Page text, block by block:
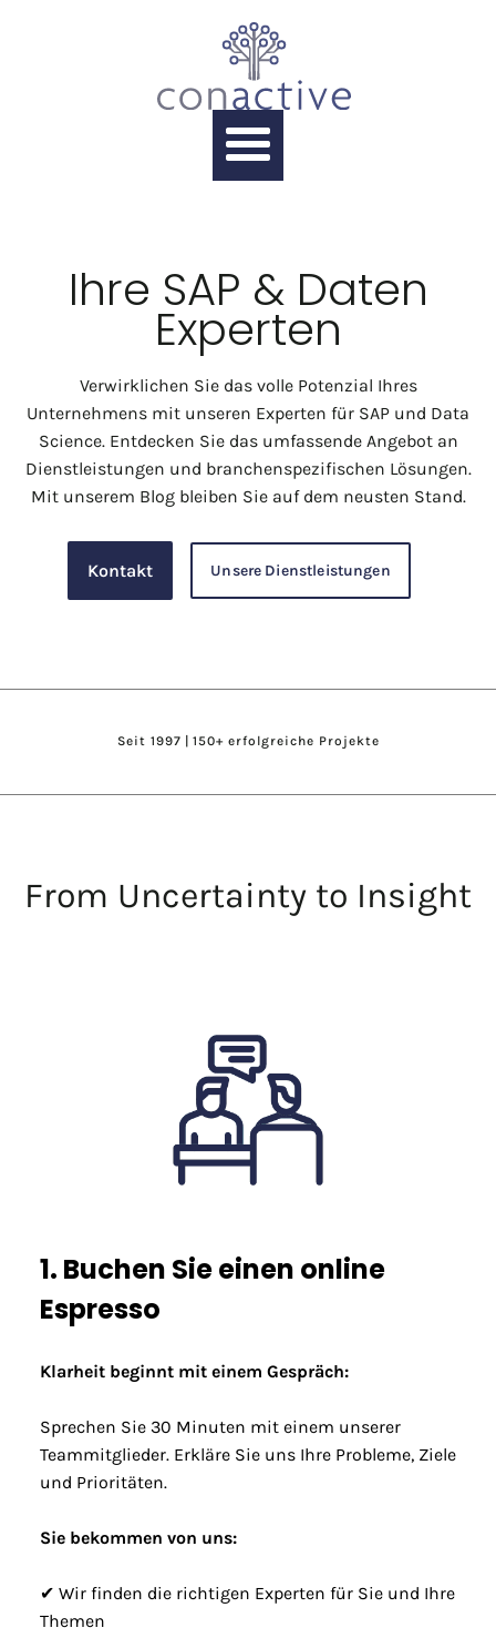
Ihre SAP & Daten
Experten
Verwirklichen Sie das volle Potenzial Ihres
Unternehmens mit unseren Experten für SAP und Data
Science. Entdecken Sie das umfassende Angebot an
Dienstleistungen und branchenspezifischen Lösungen.
Mit unserem Blog bleiben Sie auf dem neusten Stand.
Kontakt Unsere Dienstleistungen
Seit 1997 | 150+ erfolgreiche Projekte
From Uncertainty to Insight
1. Buchen Sie einen online
Espresso
Klarheit beginnt mit einem Gespräch:
Sprechen Sie 30 Minuten mit einem unserer
Teammitglieder. Erkläre Sie uns Ihre Probleme, Ziele
und Prioritäten.
Sie bekommen von uns:
✔ Wir finden die richtigen Experten für Sie und Ihre
Themen